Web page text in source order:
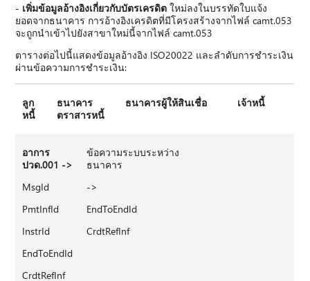
- เพิ่มข้อมูลอ้างอิงเกี่ยวกับบัตรเครดิตใหม่ลงในบรรทัดใบแจ้ง
ยอดจากธนาคาร การอ้างอิงเครดิตที่มีโครงสร้างจากไฟล์ camt.053
จะถูกนําเข้าไปยังสาขาใหม่นี้จากไฟล์ camt.053
ตารางต่อไปนี้แสดงข้อมูลอ้างอิง ISO20022 และลําดับการชําระเงิน
ผ่านข้อความการชําระเงิน:
ลูก
หนี้
ธนาคาร
ตราสารหนี้
ธนาคารผู้ให้สินเชื่อ เจ้าหนี้
อาการ
ปวด.001 ->
MsgId
PmtInfId
InstrId
EndToEndId
CrdtRefInf
ข้อความระบบระหว่าง
ธนาคาร
->
EndToEndId
CrdtRefInf